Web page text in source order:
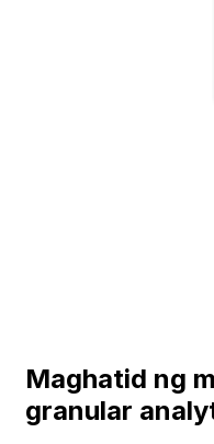
Maghatid ng
granular